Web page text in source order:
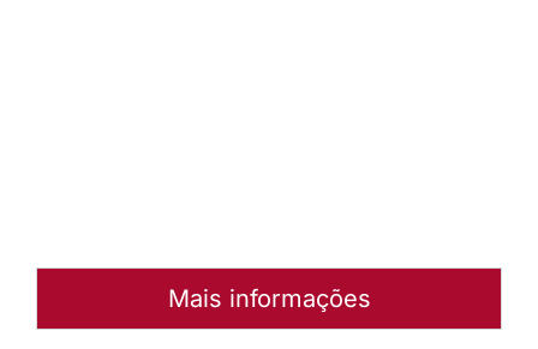
Mais informações